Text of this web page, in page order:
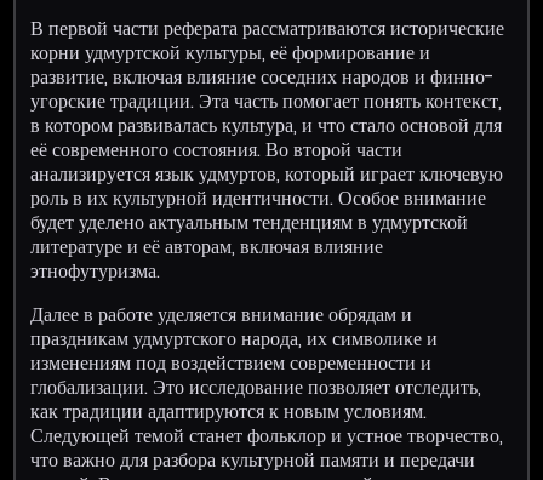
В первой части реферата рассматриваются исторические
корни удмуртской культуры, её формирование и
развитие, включая влияние соседних народов и финно-
угорские традиции. Эта часть помогает понять контекст,
в котором развивалась культура, и что стало основой для
её современного состояния. Во второй части
анализируется язык удмуртов, который играет ключевую
роль в их культурной идентичности. Особое внимание
будет уделено актуальным тенденциям в удмуртской
литературе и её авторам, включая влияние
этнофутуризма.
Далее в работе уделяется внимание обрядам и
праздникам удмуртского народа, их символике и
изменениям под воздействием современности и
глобализации. Это исследование позволяет отследить,
как традиции адаптируются к новым условиям.
Следующей темой станет фольклор и устное творчество,
что важно для разбора культурной памяти и передачи